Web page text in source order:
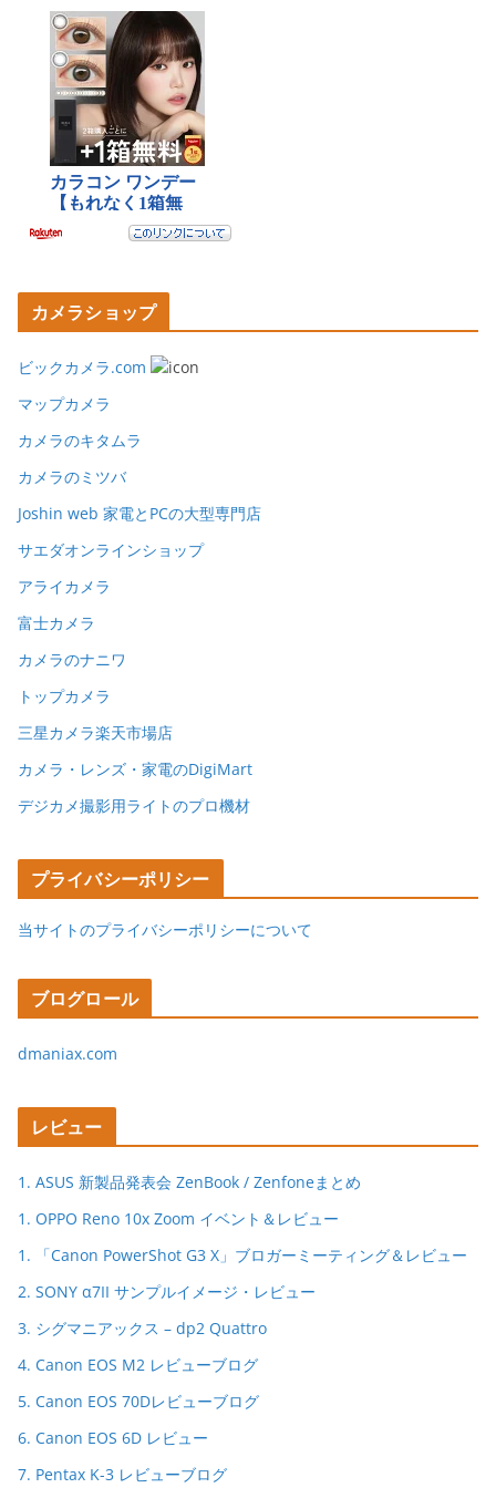
カメラショップ
ビックカメラ.com
マップカメラ
カメラのキタムラ
カメラのミツバ
Joshin web 家電とPCの大型専門店
サエダオンラインショップ
アライカメラ
富士カメラ
カメラのナニワ
トップカメラ
三星カメラ楽天市場店
カメラ・レンズ・家電のDigiMart
デジカメ撮影用ライトのプロ機材
プライバシーポリシー
当サイトのプライバシーポリシーについて
ブログロール
dmaniax.com
レビュー
1. ASUS 新製品発表会 ZenBook / Zenfoneまとめ
1. OPPO Reno 10x Zoom イベント＆レビュー
1. 「Canon PowerShot G3 X」ブロガーミーティング＆レビュー
2. SONY α7II サンプルイメージ・レビュー
3. シグマニアックス – dp2 Quattro
4. Canon EOS M2 レビューブログ
5. Canon EOS 70Dレビューブログ
6. Canon EOS 6D レビュー
7. Pentax K-3 レビューブログ